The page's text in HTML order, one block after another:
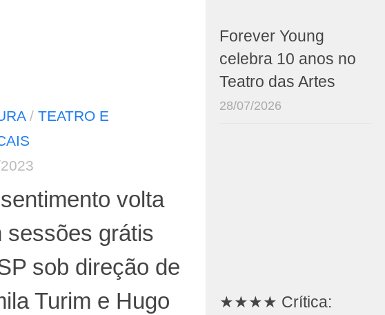
/ TEATRO E
volta
sessões grátis
sob direção de
Turim e Hugo
Forever Young
celebra 10 anos no
Teatro das Artes
28/07/2026
★★★★ Crítica: